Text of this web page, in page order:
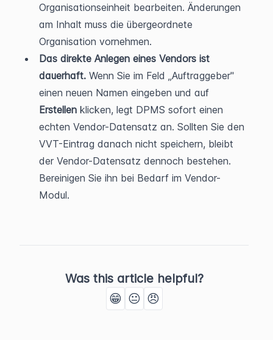
Organisationseinheit bearbeiten. Änderungen
am Inhalt muss die übergeordnete
Organisation vornehmen.
Das direkte Anlegen eines Vendors ist
dauerhaft. Wenn Sie im Feld „Auftraggeber"
Erstellen klicken, legt DPMS sofort einen
echten Vendor-Datensatz an. Sollten Sie den
VVT-Eintrag danach nicht speichern, bleibt
der Vendor-Datensatz dennoch bestehen.
Bereinigen Sie ihn bei Bedarf im Vendor-
Modul.
Was this article helpful?
😁 😐 😠